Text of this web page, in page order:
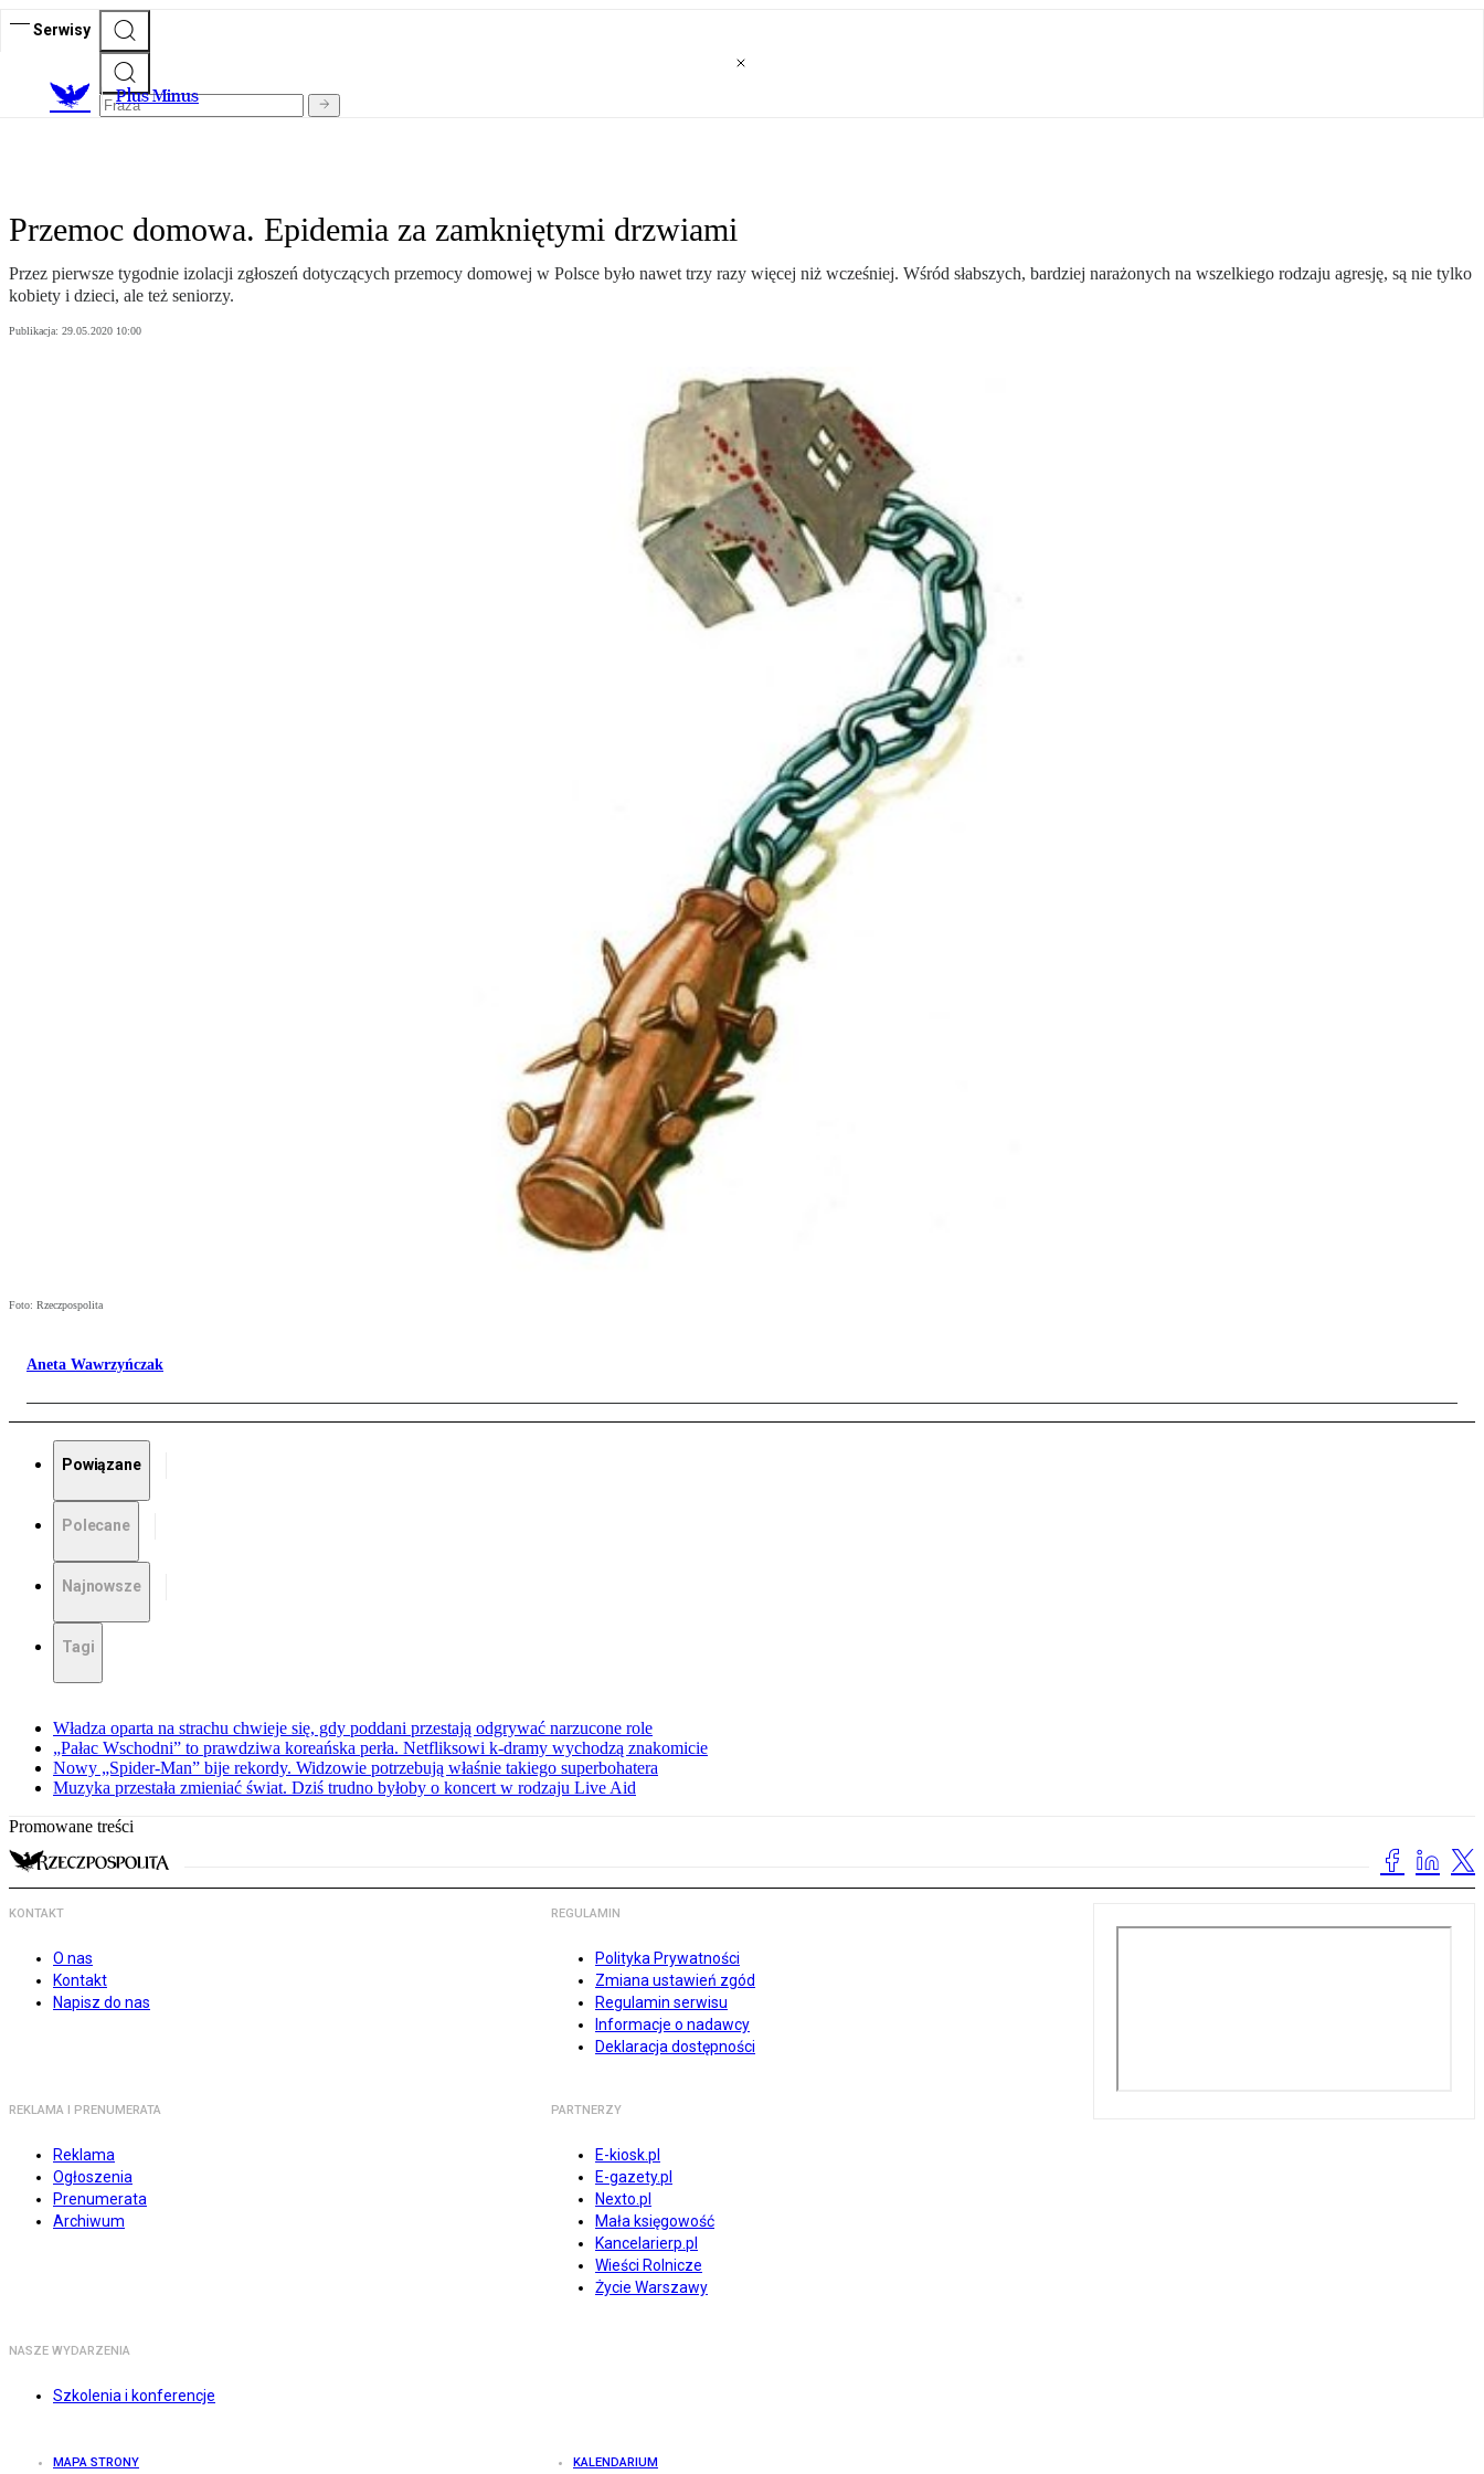
Serwisy
Plus Minus
Przemoc domowa. Epidemia za zamkniętymi drzwiami
Przez pierwsze tygodnie izolacji zgłoszeń dotyczących przemocy domowej w Polsce było nawet trzy razy więcej niż wcześniej. Wśród słabszych, bardziej narażonych na wszelkiego rodzaju agresję, są nie tylko
kobiety i dzieci, ale też seniorzy.
Publikacja: 29.05.2020 10:00
Foto: Rzeczpospolita
Aneta Wawrzyńczak
Powiązane
Polecane
Najnowsze
Tagi
Władza oparta na strachu chwieje się, gdy poddani przestają odgrywać narzucone role
„Pałac Wschodni” to prawdziwa koreańska perła. Netfliksowi k-dramy wychodzą znakomicie
Nowy „Spider-Man” bije rekordy. Widzowie potrzebują właśnie takiego superbohatera
Muzyka przestała zmieniać świat. Dziś trudno byłoby o koncert w rodzaju Live Aid
Promowane treści
KONTAKT
O nas
Kontakt
Napisz do nas
REGULAMIN
Polityka Prywatności
Zmiana ustawień zgód
Regulamin serwisu
Informacje o nadawcy
Deklaracja dostępności
REKLAMA I PRENUMERATA
Reklama
Ogłoszenia
Prenumerata
Archiwum
PARTNERZY
E-kiosk.pl
E-gazety.pl
Nexto.pl
Mała księgowość
Kancelarierp.pl
Wieści Rolnicze
Życie Warszawy
NASZE WYDARZENIA
Szkolenia i konferencje
MAPA STRONY KALENDARIUM